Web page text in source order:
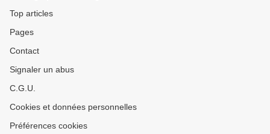
Top articles
Pages
Contact
Signaler un abus
C.G.U.
Cookies et données personnelles
Préférences cookies